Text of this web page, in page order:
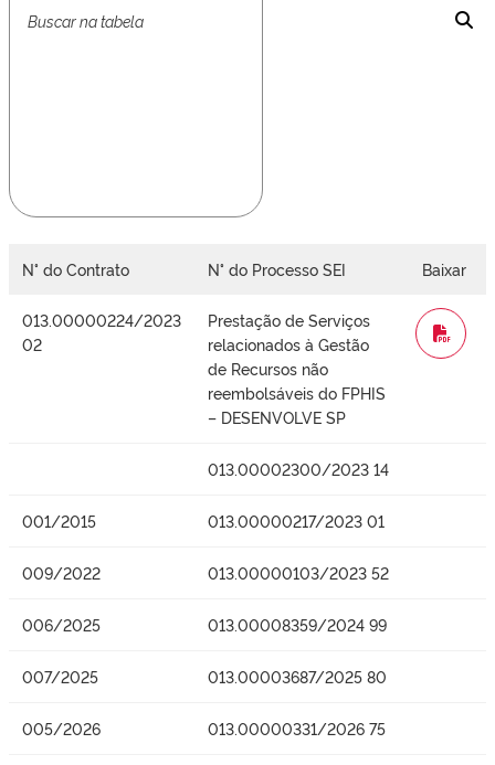
N° do Contrato N° do Processo SEI Baixar
013.00000224/2023
02
Prestação de Serviços
relacionados à Gestão
de Recursos não
reembolsáveis do FPHIS
– DESENVOLVE SP
WORD
013.00002300/2023 14
001/2015 013.00000217/2023 01
009/2022 013.00000103/2023 52
006/2025 013.00008359/2024 99
007/2025 013.00003687/2025 80
005/2026 013.00000331/2026 75